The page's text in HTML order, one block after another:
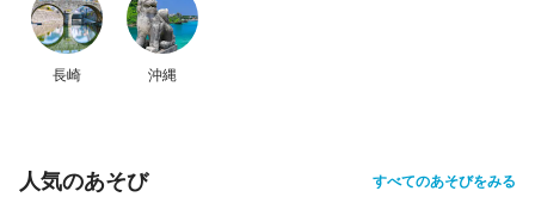
長崎 沖縄
人気のあそび すべてのあそびをみる